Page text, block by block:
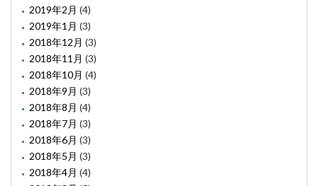
2019年2月 (4)
2019年1月 (3)
2018年12月 (3)
2018年11月 (3)
2018年10月 (4)
2018年9月 (3)
2018年8月 (4)
2018年7月 (3)
2018年6月 (3)
2018年5月 (3)
2018年4月 (4)